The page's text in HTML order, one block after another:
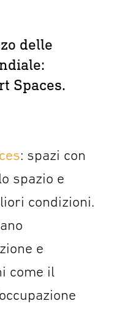
delle
Spaces.
: spazi con
spazio e
condizioni.
e
come il